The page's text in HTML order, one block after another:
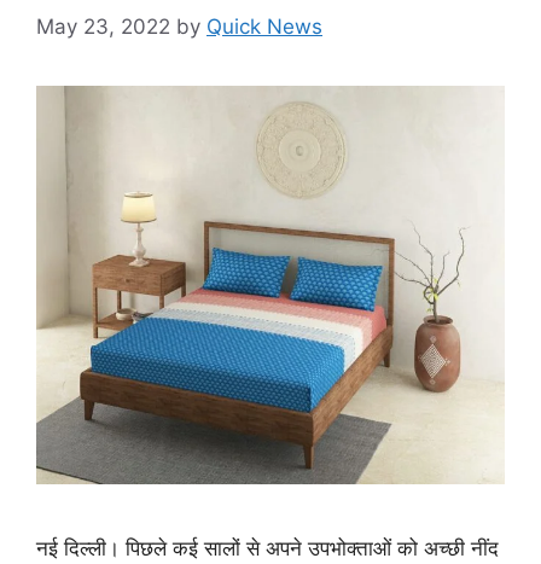
May 23, 2022 by Quick News
नई दिल्ली। पिछले कई सालों से अपने उपभोक्‍ताओं को अच्छी नींद